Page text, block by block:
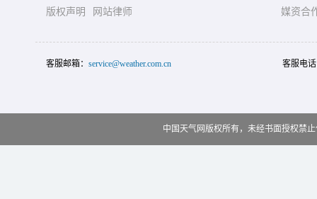
版权声明
网站律师
媒资合
客服邮箱： service@weather.com.cn 客服电
中国天气网版权所有，未经书面授权